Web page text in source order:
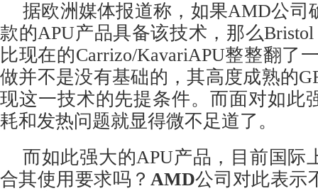
据欧洲媒体报道称，如果AMD公司
款的APU产品具备该技术，那么
比现在的Carrizo/KavariAPU整整翻了
做并不是没有基础的，其高度成熟的
现这一技术的先提条件。而面对如此
耗和发热问题就显得微不足道了。
而如此强大的APU产品，目前国际
合其使用要求吗？ AMD公司对此表示